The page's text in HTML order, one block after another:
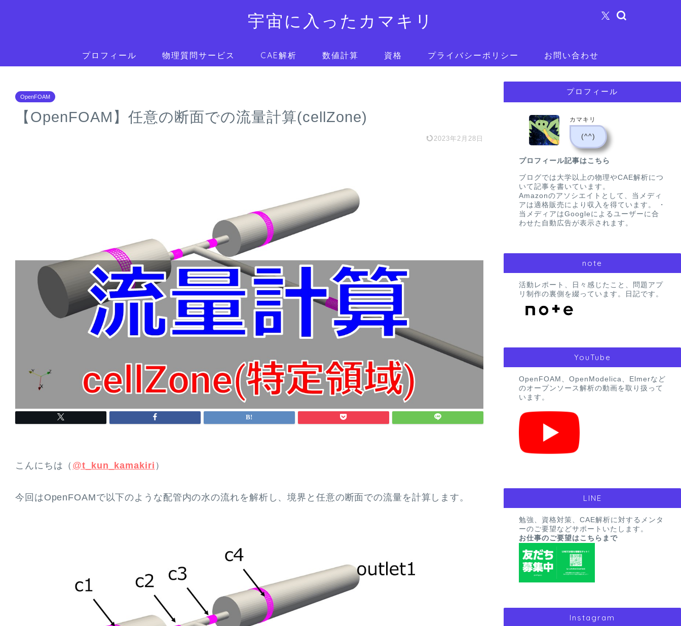
宇宙に入ったカマキリ
プロフィール 物理質問サービス CAE解析 数値計算 資格 プライバシーポリシー お問い合わせ
OpenFOAM
【OpenFOAM】任意の断面での流量計算(cellZone)
2023年2月28日
こんにちは（ @t_kun_kamakiri ）
今回はOpenFOAMで以下のような配管内の水の流れを解析し、境界と任意の断面での流量を計算します。
プロフィール
カマキリ
(^^)
プロフィール記事はこちら
ブログでは大学以上の物理やCAE解析につ
いて記事を書いています。
Amazonのアソシエイトとして、当メディ
アは適格販売により収入を得ています。 ・
当メディアはGoogleによるユーザーに合
わせた自動広告が表示されます。
note
活動レポート、日々感じたこと、問題アプ
リ制作の裏側を綴っています。日記です。
YouTube
OpenFOAM、OpenModelica、Elmerなど
のオープンソース解析の動画を取り扱って
います。
LINE
勉強、資格対策、CAE解析に対するメンタ
ーのご要望などサポートいたします。
お仕事のご要望はこちらまで
Instagram